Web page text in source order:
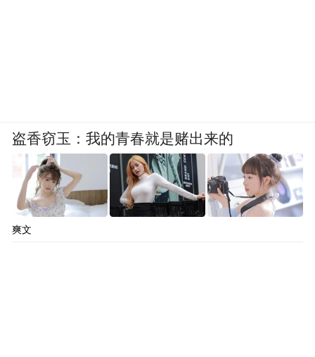
盗香窃玉：我的青春就是赌出来的
爽文